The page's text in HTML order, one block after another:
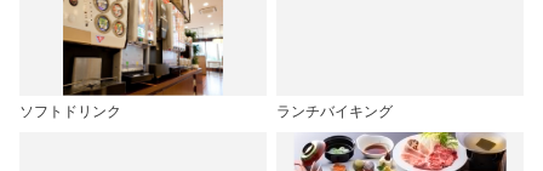
ソフトドリンク ランチバイキング